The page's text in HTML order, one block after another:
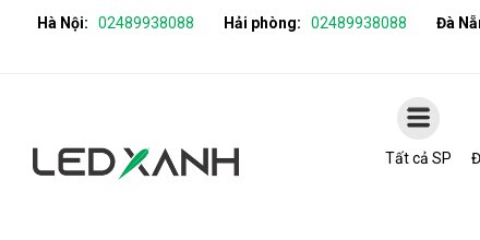
Hà Nội: 02489938088 Hải phòng: 02489938088 Đà
Tất cả SP